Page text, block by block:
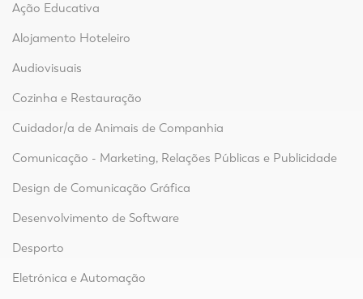
Ação Educativa
Alojamento Hoteleiro
Audiovisuais
Cozinha e Restauração
Cuidador/a de Animais de Companhia
Comunicação - Marketing, Relações Públicas e Publicidade
Design de Comunicação Gráfica
Desenvolvimento de Software
Desporto
Eletrónica e Automação